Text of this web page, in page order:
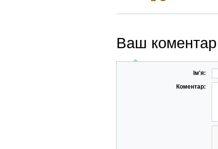
Ваш коментар
Ім'я:
Коментар: